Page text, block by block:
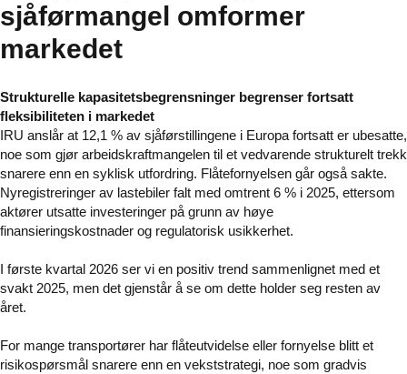
sjåførmangel omformer
markedet
Strukturelle kapasitetsbegrensninger begrenser fortsatt
fleksibiliteten i markedet
IRU anslår at 12,1 % av sjåførstillingene i Europa fortsatt er ubesatte,
noe som gjør arbeidskraftmangelen til et vedvarende strukturelt trekk
snarere enn en syklisk utfordring. Flåtefornyelsen går også sakte.
Nyregistreringer av lastebiler falt med omtrent 6 % i 2025, ettersom
aktører utsatte investeringer på grunn av høye
finansieringskostnader og regulatorisk usikkerhet.
I første kvartal 2026 ser vi en positiv trend sammenlignet med et
svakt 2025, men det gjenstår å se om dette holder seg resten av
året.
For mange transportører har flåteutvidelse eller fornyelse blitt et
risikospørsmål snarere enn en vekststrategi, noe som gradvis